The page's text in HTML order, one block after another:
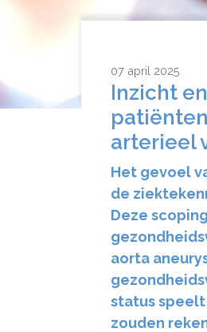
07 april 2025
Inzicht
arterieel
Het gevoel
de
Deze
aorta
status
zouden